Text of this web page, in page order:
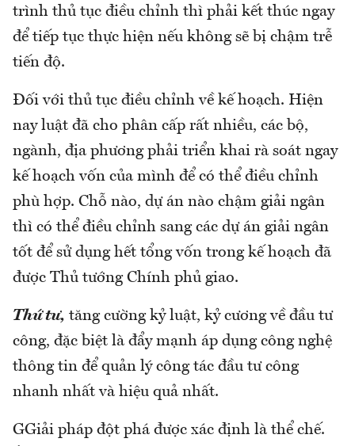
trình thủ tục điều chỉnh thì phải kết thúc ngay
để tiếp tục thực hiện nếu không sẽ bị chậm trễ
tiến độ.
Đối với thủ tục điều chỉnh về kế hoạch. Hiện
nay luật đã cho phân cấp rất nhiều, các bộ,
ngành, địa phương phải triển khai rà soát ngay
kế hoạch vốn của mình để có thể điều chỉnh
phù hợp. Chỗ nào, dự án nào chậm giải ngân
thì có thể điều chỉnh sang các dự án giải ngân
tốt để sử dụng hết tổng vốn trong kế hoạch đã
được Thủ tướng Chính phủ giao.
Thứ tư, tăng cường kỷ luật, kỷ cương về đầu tư
công, đặc biệt là đẩy mạnh áp dụng công nghệ
thông tin để quản lý công tác đầu tư công
nhanh nhất và hiệu quả nhất.
GGiải pháp đột phá được xác định là thể chế.